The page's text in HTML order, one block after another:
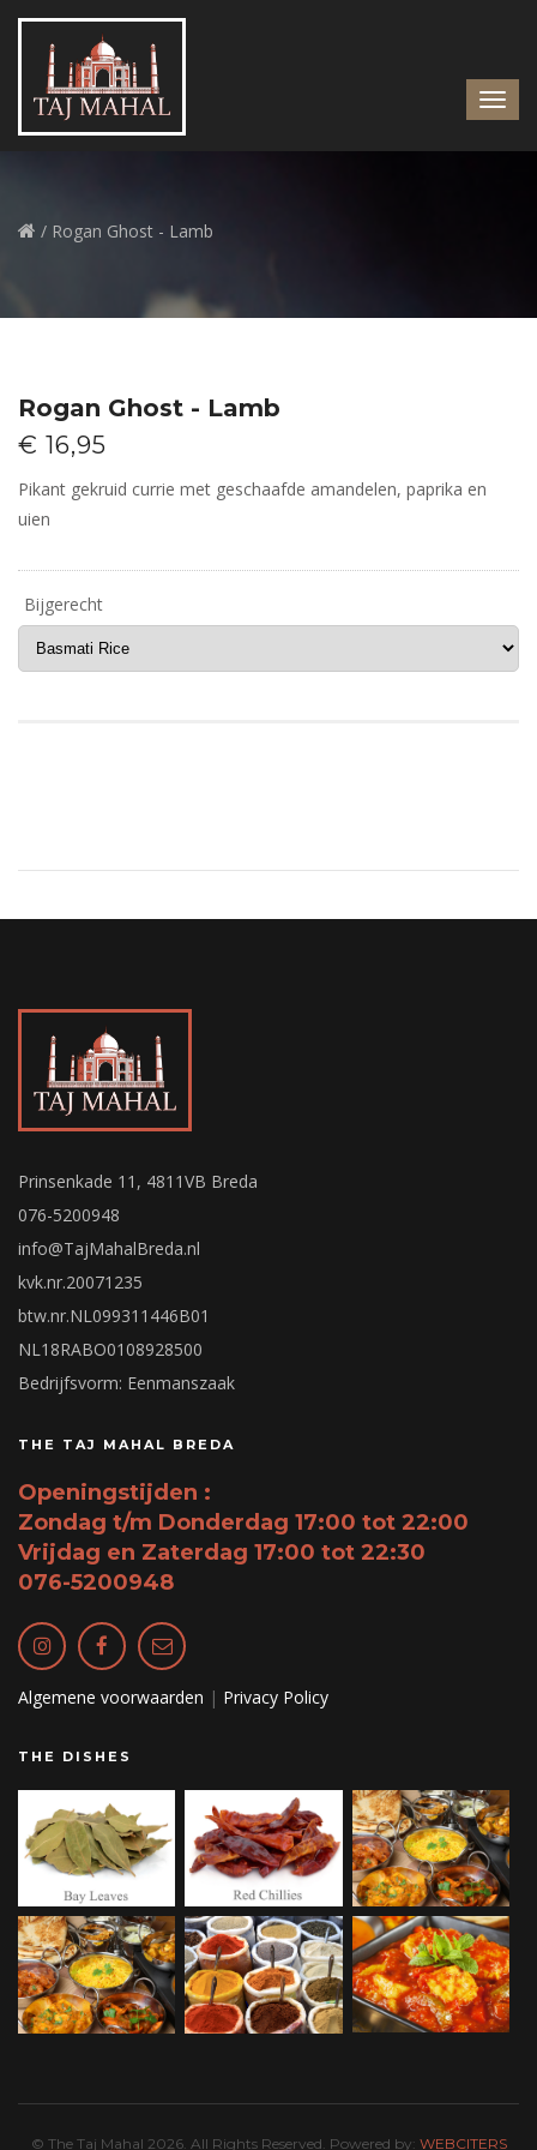
/ Rogan Ghost - Lamb
Rogan Ghost - Lamb
€ 16,95
Pikant gekruid currie met geschaafde amandelen, paprika en
uien
Bijgerecht
Prinsenkade 11, 4811VB Breda
076-5200948
info@TajMahalBreda.nl
kvk.nr.20071235
btw.nr.NL099311446B01
NL18RABO0108928500
Bedrijfsvorm: Eenmanszaak
THE TAJ MAHAL BREDA
Openingstijden :
Zondag t/m Donderdag 17:00 tot 22:00
Vrijdag en Zaterdag 17:00 tot 22:30
076-5200948
Algemene voorwaarden | Privacy Policy
THE DISHES
© The Taj Mahal 2026. All Rights Reserved. Powered by: WEBCITERS